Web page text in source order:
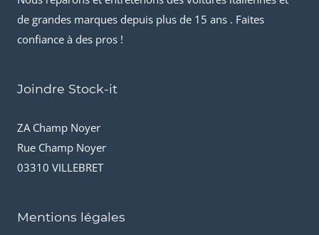
de grandes marques depuis plus de 15 ans . Faites
confiance à des pros !
Joindre Stock-it
ZA Champ Noyer
Rue Champ Noyer
03310 VILLEBRET
Mentions légales